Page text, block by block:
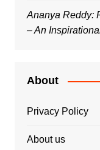
Ananya Reddy:
– An
About
Privacy Policy
About us